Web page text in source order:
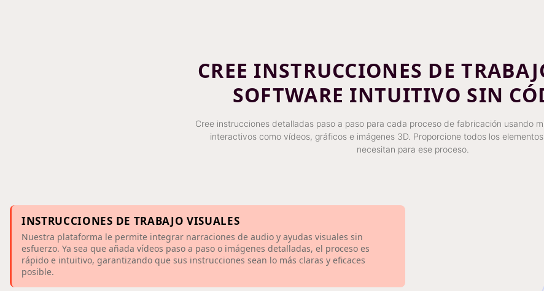
CREE INSTRUCCIONES DE
SOFTWARE INTUITIVO SIN
Cree instrucciones detalladas paso a paso para cada proceso de fabricación usando
interactivos como vídeos, gráficos e imágenes 3D. Proporcione todos los
necesitan para ese proceso.
INSTRUCCIONES DE TRABAJO VISUALES
Nuestra plataforma le permite integrar narraciones de audio y ayudas visuales sin
esfuerzo. Ya sea que añada vídeos paso a paso o imágenes detalladas, el proceso es
rápido e intuitivo, garantizando que sus instrucciones sean lo más claras y eficaces
posible.